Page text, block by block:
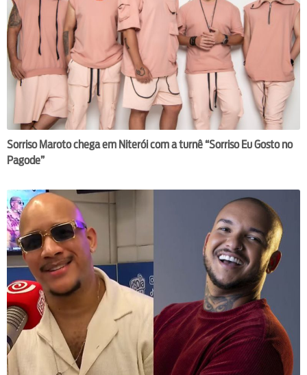
Sorriso Maroto chega em Niterói com a turnê “Sorriso Eu Gosto no
Pagode”